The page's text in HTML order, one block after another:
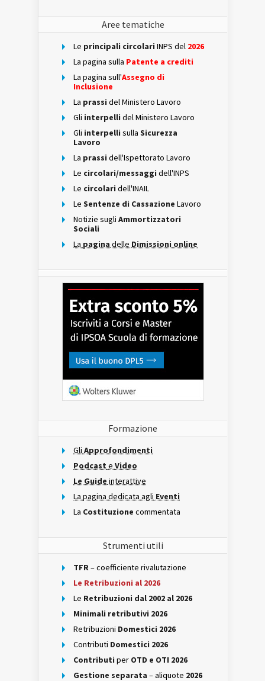
Aree tematiche
Le principali circolari INPS del 2026
La pagina sulla Patente a crediti
La pagina sull'Assegno di
Inclusione
La prassi del Ministero Lavoro
Gli interpelli del Ministero Lavoro
Gli interpelli sulla Sicurezza
Lavoro
La prassi dell'Ispettorato Lavoro
Le circolari/messaggi dell'INPS
Le circolari dell'INAIL
Le Sentenze di Cassazione Lavoro
Notizie sugli Ammortizzatori
Sociali
La pagina delle Dimissioni online
Formazione
Gli Approfondimenti
Podcast e Video
Le Guide interattive
La pagina dedicata agli Eventi
La Costituzione commentata
Strumenti utili
TFR– coefficiente rivalutazione
Le Retribuzioni al 2026
Le Retribuzioni dal 2002 al 2026
Minimali retributivi 2026
Retribuzioni Domestici 2026
Contributi Domestici 2026
Contributi per OTD e OTI 2026
Gestione separata – aliquote 2026